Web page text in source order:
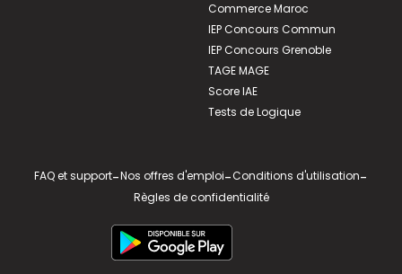
Commerce Maroc
IEP Concours Commun
IEP Concours Grenoble
TAGE MAGE
Score IAE
Tests de Logique
FAQ et support-Nos offres d'emploi-Conditions d'utilisation-
Règles de confidentialité